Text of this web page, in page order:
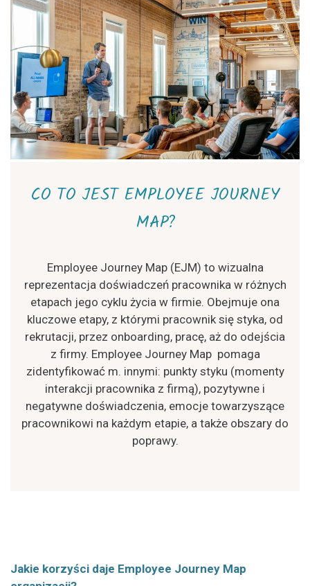
CO TO JEST EMPLOYEE JOURNEY
MAP?
Employee Journey Map (EJM) to wizualna
reprezentacja doświadczeń pracownika w różnych
etapach jego cyklu życia w firmie. Obejmuje ona
kluczowe etapy, z którymi pracownik się styka, od
rekrutacji, przez onboarding, pracę, aż do odejścia
z firmy. Employee Journey Map pomaga
zidentyfikować m. innymi: punkty styku (momenty
interakcji pracownika z firmą), pozytywne i
negatywne doświadczenia, emocje towarzyszące
pracownikowi na każdym etapie, a także obszary do
poprawy.
Jakie korzyści daje Employee Journey Map